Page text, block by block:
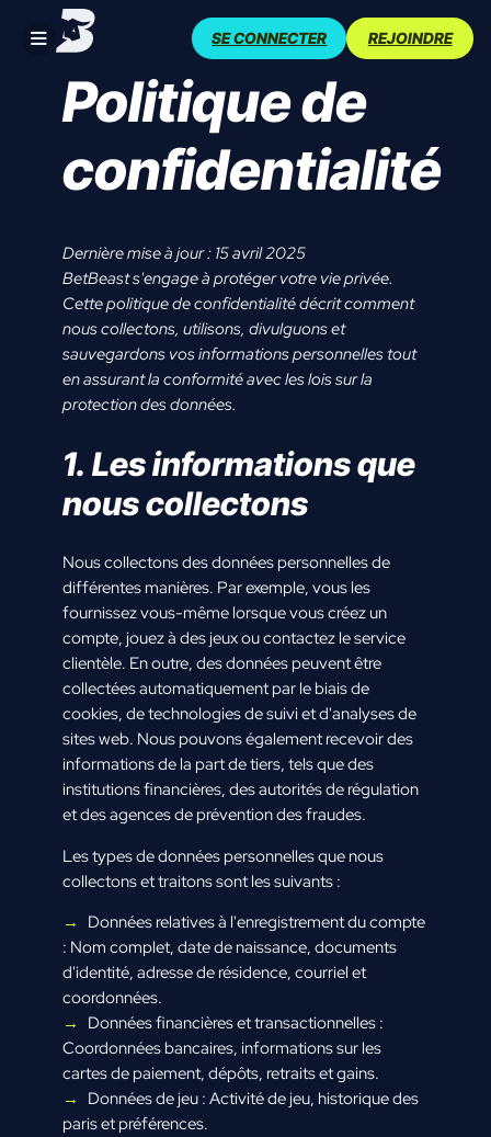
SE CONNECTER REJOINDRE
Politique de
confidentialité
Dernière mise à jour : 15 avril 2025
BetBeast s'engage à protéger votre vie privée.
Cette politique de confidentialité décrit comment
nous collectons, utilisons, divulguons et
sauvegardons vos informations personnelles tout
en assurant la conformité avec les lois sur la
protection des données.
1. Les informations que
nous collectons
Nous collectons des données personnelles de
différentes manières. Par exemple, vous les
fournissez vous-même lorsque vous créez un
compte, jouez à des jeux ou contactez le service
clientèle. En outre, des données peuvent être
collectées automatiquement par le biais de
cookies, de technologies de suivi et d'analyses de
sites web. Nous pouvons également recevoir des
informations de la part de tiers, tels que des
institutions financières, des autorités de régulation
et des agences de prévention des fraudes.
Les types de données personnelles que nous
collectons et traitons sont les suivants :
Données relatives à l'enregistrement du compte
: Nom complet, date de naissance, documents
d'identité, adresse de résidence, courriel et
coordonnées.
Données financières et transactionnelles :
Coordonnées bancaires, informations sur les
cartes de paiement, dépôts, retraits et gains.
Données de jeu : Activité de jeu, historique des
paris et préférences.